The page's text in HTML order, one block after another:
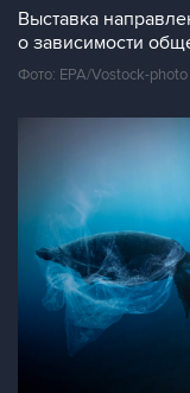
Выставка
о зависимости
Фото: EPA/Vostock-photo